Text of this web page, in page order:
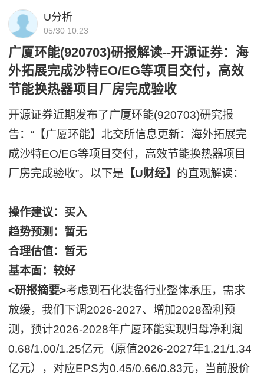
U分析
05/30 10:23
广厦环能(920703)研报解读--开源证券：海
外拓展完成沙特EO/EG等项目交付，高效
节能换热器项目厂房完成验收
开源证券近期发布了广厦环能(920703)研究报
告：“【广厦环能】北交所信息更新：海外拓展完
成沙特EO/EG等项目交付，高效节能换热器项目
厂房完成验收”。以下是 【U财经】 的直观解读：
操作建议：买入
趋势预测：暂无
合理估值：暂无
基本面：较好
<研报摘要>考虑到石化装备行业整体承压，需求
放缓，我们下调2026-2027、增加2028盈利预
测，预计2026-2028年广厦环能实现归母净利润
0.68/1.00/1.25亿元（原值2026-2027年1.21/1.34
亿元），对应EPS为0.45/0.66/0.83元，当前股价